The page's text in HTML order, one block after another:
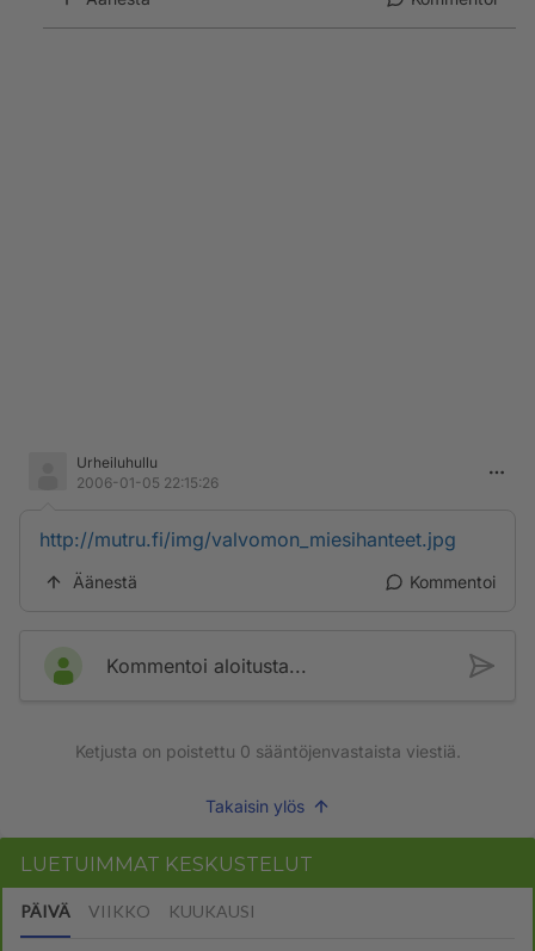
Urheiluhullu
2006-01-05 22:15:26
http://mutru.fi/img/valvomon_miesihanteet.jpg
Äänestä Kommentoi
Kommentoi aloitusta...
Ketjusta on poistettu 0 sääntöjenvastaista viestiä.
Takaisin ylös
LUETUIMMAT KESKUSTELUT
PÄIVÄ VIIKKO KUUKAUSI